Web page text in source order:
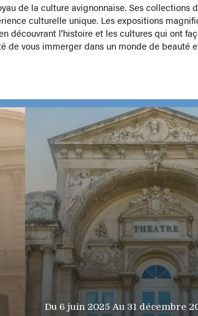
de la culture avignonnaise. Ses collections
culturelle unique. Les expositions
découvrant l’histoire et les cultures qui ont
de vous immerger dans un monde de
Du 6 juin 2025 Au 31 décembre